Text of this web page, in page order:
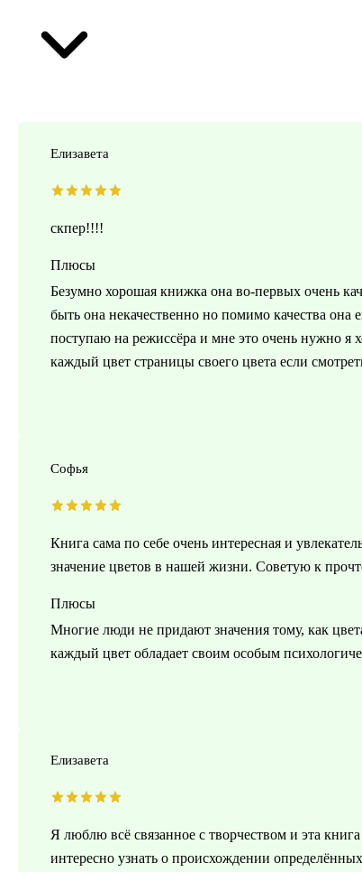
Елизавета
скпер!!!!
Плюсы
Безумно хорошая книжка она во-первых очень
быть она некачественно но помимо качества
поступаю на режиссёра и мне это очень нужно я
каждый цвет страницы своего цвета если
Софья
Книга сама по себе очень интересная и
значение цветов в нашей жизни. Советую к
Плюсы
Многие люди не придают значения тому, как
каждый цвет обладает своим особым
Елизавета
Я люблю всё связанное с творчеством и эта
интересно узнать о происхождении